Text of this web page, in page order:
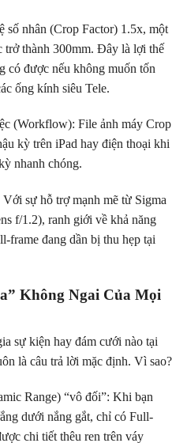
nhân (Crop Factor) 1.5x, một
trở thành 300mm. Đây là lợi thế
có được nếu không muốn tốn
ống kính siêu Tele.
(Workflow): File ảnh máy Crop
kỳ trên iPad hay điện thoại khi
nhanh chóng.
sự hỗ trợ mạnh mẽ từ Sigma
f/1.2), ranh giới về khả năng
frame đang dần bị thu hẹp tại
Không Ngai Của Mọi
sự kiện hay đám cưới nào tại
là câu trả lời mặc định. Vì sao?
Range) “vô đối”: Khi bạn
dưới nắng gắt, chỉ có Full-
chi tiết thêu ren trên váy